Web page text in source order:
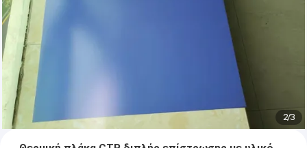
2/3